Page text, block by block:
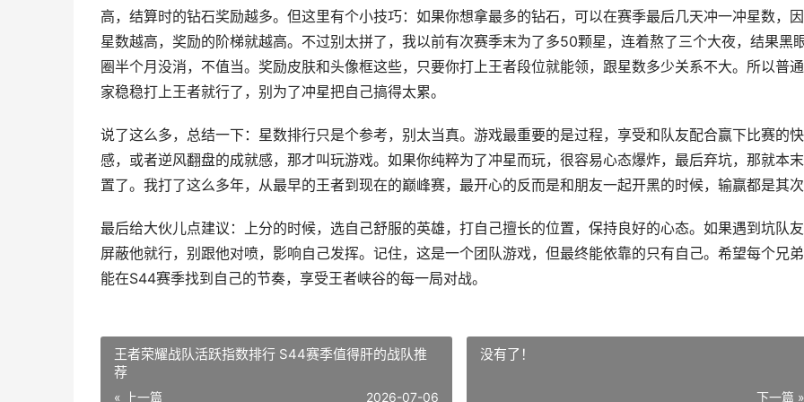
高，结算时的钻石奖励越多。但这里有个小技巧：如果你想拿最多的钻石，可以在赛季最后几天冲一冲星数，
星数越高，奖励的阶梯就越高。不过别太拼了，我以前有次赛季末为了多50颗星，连着熬了三个大夜，结果黑
圈半个月没消，不值当。奖励皮肤和头像框这些，只要你打上王者段位就能领，跟星数多少关系不大。所以普
家稳稳打上王者就行了，别为了冲星把自己搞得太累。
说了这么多，总结一下：星数排行只是个参考，别太当真。游戏最重要的是过程，享受和队友配合赢下比赛的快
感，或者逆风翻盘的成就感，那才叫玩游戏。如果你纯粹为了冲星而玩，很容易心态爆炸，最后弃坑，那就本
置了。我打了这么多年，从最早的王者到现在的巅峰赛，最开心的反而是和朋友一起开黑的时候，输赢都是其次
最后给大伙儿点建议：上分的时候，选自己舒服的英雄，打自己擅长的位置，保持良好的心态。如果遇到坑队友
屏蔽他就行，别跟他对喷，影响自己发挥。记住，这是一个团队游戏，但最终能依靠的只有自己。希望每个兄
能在S44赛季找到自己的节奏，享受王者峡谷的每一局对战。
王者荣耀战队活跃指数排行 S44赛季值得肝的战队推
荐
« 上一篇 2026-07-06
没有了！
下一篇 »